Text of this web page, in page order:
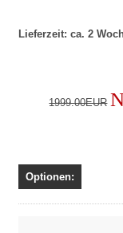
Lieferzeit: ca. 2
1999.00EUR
Optionen: